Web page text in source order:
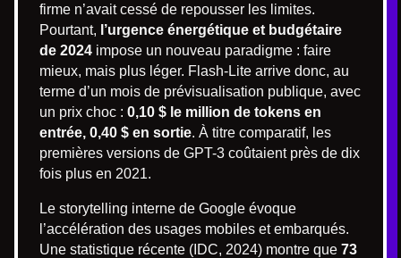
firme n’avait cessé de repousser les limites.
Pourtant, l’urgence énergétique et budgétaire
de 2024 impose un nouveau paradigme : faire
mieux, mais plus léger. Flash-Lite arrive donc, au
terme d’un mois de prévisualisation publique, avec
un prix choc : 0,10 $ le million de tokens en
entrée, 0,40 $ en sortie. À titre comparatif, les
premières versions de GPT-3 coûtaient près de dix
fois plus en 2021.
Le storytelling interne de Google évoque
l’accélération des usages mobiles et embarqués.
Une statistique récente (IDC, 2024) montre que 73